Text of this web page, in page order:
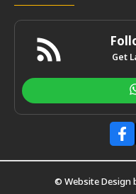
Get
© Website Design